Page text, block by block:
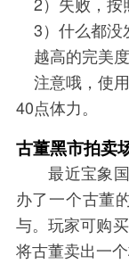
3）什么都没
越高的完美
注意哦，使
40点体力。
古董黑市拍卖
最近宝象国
办了一个古董
与。玩家可购
将古董卖出一